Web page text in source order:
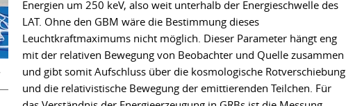
Energien um 250 keV, also weit unterhalb der Energieschwelle des
LAT. Ohne den GBM wäre die Bestimmung dieses
Leuchtkraftmaximums nicht möglich. Dieser Parameter hängt eng
mit der relativen Bewegung von Beobachter und Quelle zusammen
und gibt somit Aufschluss über die kosmologische Rotverschiebung
und die relativistische Bewegung der emittierenden Teilchen. Für